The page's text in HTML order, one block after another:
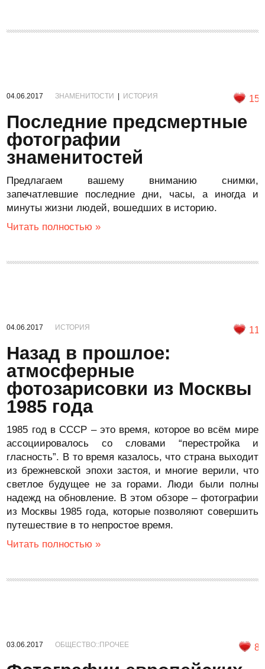
04.06.2017 ЗНАМЕНИТОСТИ ИСТОРИЯ 15
Последние предсмертные
фотографии
знаменитостей
Предлагаем вашему вниманию снимки,
запечатлевшие последние дни, часы, а иногда и
минуты жизни людей, вошедших в историю.
Читать полностью »
04.06.2017 ИСТОРИЯ 11
Назад в прошлое:
атмосферные
фотозарисовки из Москвы
1985 года
1985 год в СССР – это время, которое во всём мире
ассоциировалось со словами “перестройка и
гласность”. В то время казалось, что страна выходит
из брежневской эпохи застоя, и многие верили, что
светлое будущее не за горами. Люди были полны
надежд на обновление. В этом обзоре – фотографии
из Москвы 1985 года, которые позволяют совершить
путешествие в то непростое время.
Читать полностью »
03.06.2017 ОБЩЕСТВО::ПРОЧЕЕ 8